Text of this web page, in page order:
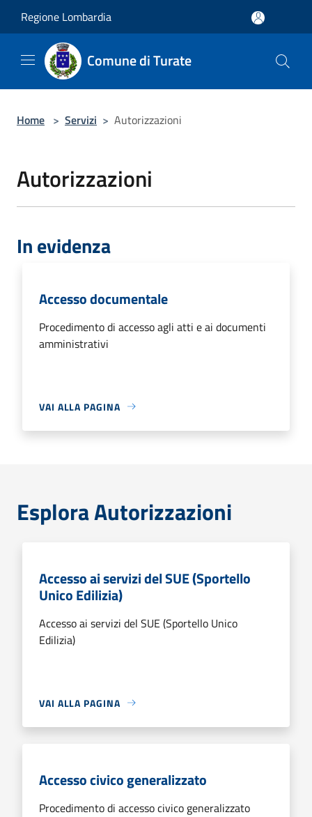
Regione Lombardia
Comune di Turate
Home > Servizi > Autorizzazioni
Autorizzazioni
In evidenza
Accesso documentale
Procedimento di accesso agli atti e ai documenti
amministrativi
VAI ALLA PAGINA
Esplora Autorizzazioni
Accesso ai servizi del SUE (Sportello
Unico Edilizia)
Accesso ai servizi del SUE (Sportello Unico
Edilizia)
VAI ALLA PAGINA
Accesso civico generalizzato
Procedimento di accesso civico generalizzato